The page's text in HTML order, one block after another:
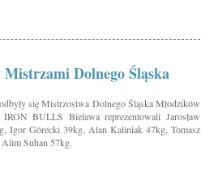
Dolnego Śląska
się Mistrzostwa Dolnego Śląska Młodzików
BULLS Bielawa reprezentowali Jarosław
Igor Górecki 39kg, Alan Kaliniak 47kg, Tomasz
Alim Suhan 57kg.